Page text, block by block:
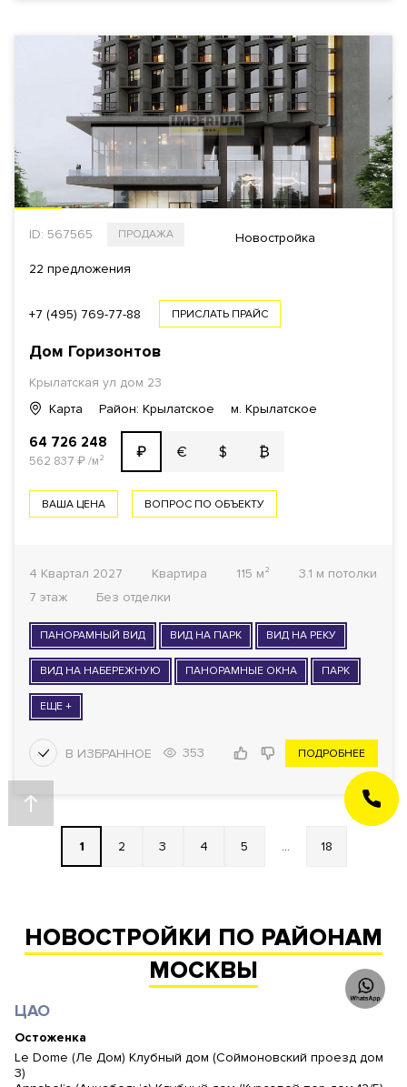
ID: 567565 ПРОДАЖА Новостройка
22 предложения
+7 (495) 769-77-88 ПРИСЛАТЬ ПРАЙС
Дом Горизонтов
Крылатская ул дом 23
Карта
Район: Крылатское м. Крылатское
64 726 248
562 837 ₽/м² ₽ € $ ₿
ВАША ЦЕНА ВОПРОС ПО ОБЪЕКТУ
4 Квартал 2027 Квартира 115 м²
3.1 м потолки
7 этаж
Без отделки
ПАНОРАМНЫЙ ВИД ВИД НА ПАРК ВИД НА РЕКУ
ВИД НА НАБЕРЕЖНУЮ ПАНОРАМНЫЕ ОКНА ПАРК
ЕЩЕ +
353 ПОДРОБНЕЕ
1 2 3 4 5 ... 18
НОВОСТРОЙКИ ПО РАЙОНАМ
МОСКВЫ
ЦАО
Остоженка
Le Dome (Ле Дом) Клубный дом (Соймоновский проезд дом
3)
ЗАКАЗАТЬ
ЗВОНОК